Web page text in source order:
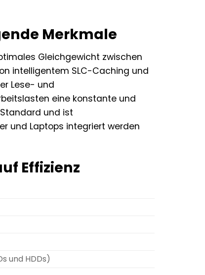
Merkmale
Gleichgewicht zwischen
intelligentem SLC-Caching und
Lese- und
eine konstante und
und ist
und Laptops integriert werden
Effizienz
und HDDs)